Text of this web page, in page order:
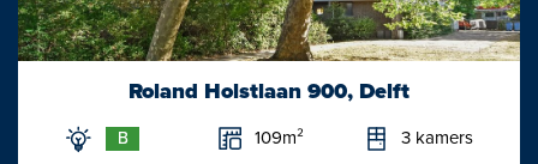
Bijzonderheden / kenmerken:
- Zeer comfortabel, sfeervolle en lichte parterrewoning op een
aanwezig.
Roland Holstlaan 900, Delft
B 109m² 3 kamers